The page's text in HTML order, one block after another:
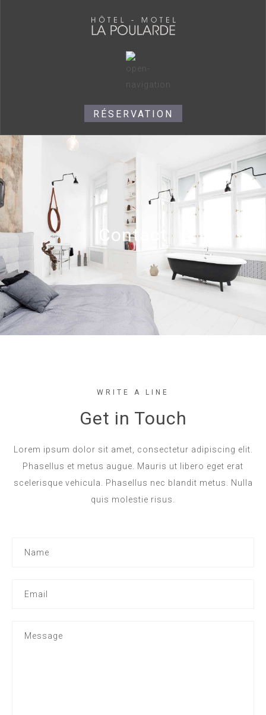
RÉSERVATION
Contact
WRITE A LINE
Get in Touch
Lorem ipsum dolor sit amet, consectetur adipiscing elit.
Phasellus et metus augue. Mauris ut libero eget erat
scelerisque vehicula. Phasellus nec blandit metus. Nulla
quis molestie risus.